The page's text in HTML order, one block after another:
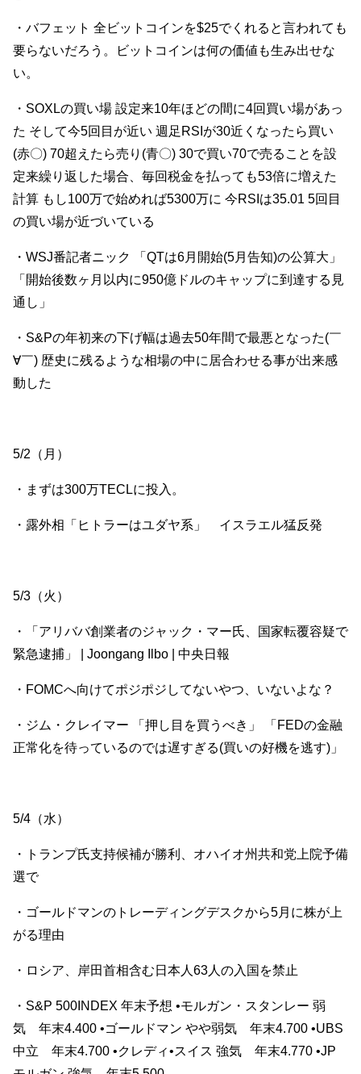
・バフェット 全ビットコインを$25でくれると言われても
要らないだろう。ビットコインは何の価値も生み出せな
い。
・SOXLの買い場 設定来10年ほどの間に4回買い場があっ
た そして今5回目が近い 週足RSIが30近くなったら買い
(赤〇) 70超えたら売り(青〇) 30で買い70で売ることを設
定来繰り返した場合、毎回税金を払っても53倍に増えた
計算 もし100万で始めれば5300万に 今RSIは35.01 5回目
の買い場が近づいている
・WSJ番記者ニック 「QTは6月開始(5月告知)の公算大」
「開始後数ヶ月以内に950億ドルのキャップに到達する見
通し」
・S&Pの年初来の下げ幅は過去50年間で最悪となった(￣
∀￣) 歴史に残るような相場の中に居合わせる事が出来感
動した
5/2（月）
・まずは300万TECLに投入。
・露外相「ヒトラーはユダヤ系」 イスラエル猛反発
5/3（火）
・「アリババ創業者のジャック・マー氏、国家転覆容疑で
緊急逮捕」 | Joongang Ilbo | 中央日報
・FOMCへ向けてポジポジしてないやつ、いないよな？
・ジム・クレイマー 「押し目を買うべき」 「FEDの金融
正常化を待っているのでは遅すぎる(買いの好機を逃す)」
5/4（水）
・トランプ氏支持候補が勝利、オハイオ州共和党上院予備
選で
・ゴールドマンのトレーディングデスクから5月に株が上
がる理由
・ロシア、岸田首相含む日本人63人の入国を禁止
・S&P 500INDEX 年末予想 •モルガン・スタンレー 弱
気 年末4.400 •ゴールドマン やや弱気 年末4.700 •UBS
中立 年末4.700 •クレディ•スイス 強気 年末4.770 •JP